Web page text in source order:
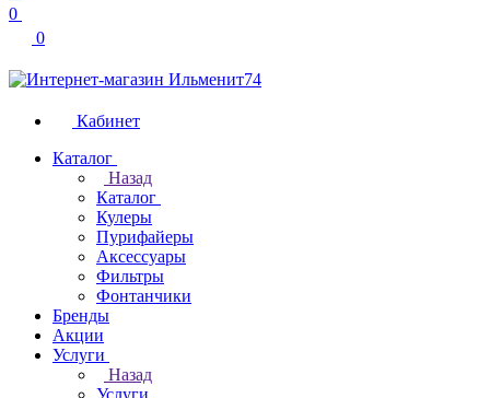
0
0
Кабинет
Каталог
Назад
Каталог
Кулеры
Пурифайеры
Аксессуары
Фильтры
Фонтанчики
Бренды
Акции
Услуги
Назад
Услуги